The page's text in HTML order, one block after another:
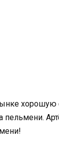
хорошую